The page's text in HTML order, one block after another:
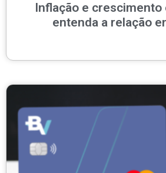
Inflação e crescimento
entenda a relação